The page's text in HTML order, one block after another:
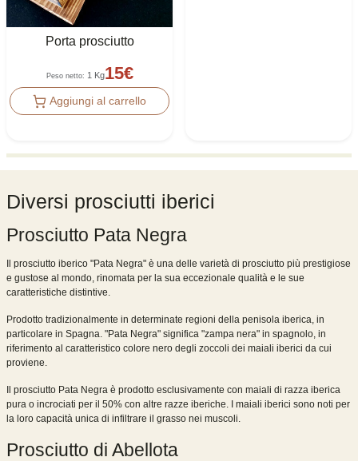
Porta prosciutto
Peso netto: 1 Kg15€
Aggiungi al carrello
Diversi prosciutti iberici
Prosciutto Pata Negra
Il prosciutto iberico "Pata Negra" è una delle varietà di prosciutto più prestigiose
e gustose al mondo, rinomata per la sua eccezionale qualità e le sue
caratteristiche distintive.
Prodotto tradizionalmente in determinate regioni della penisola iberica, in
particolare in Spagna. "Pata Negra" significa "zampa nera" in spagnolo, in
riferimento al caratteristico colore nero degli zoccoli dei maiali iberici da cui
proviene.
Il prosciutto Pata Negra è prodotto esclusivamente con maiali di razza iberica
pura o incrociati per il 50% con altre razze iberiche. I maiali iberici sono noti per
la loro capacità unica di infiltrare il grasso nei muscoli.
Prosciutto di Abellota